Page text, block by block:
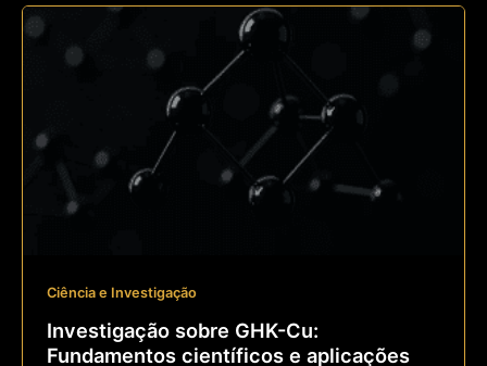
Ciência e Investigação
Investigação sobre GHK-Cu:
Fundamentos científicos e aplicações